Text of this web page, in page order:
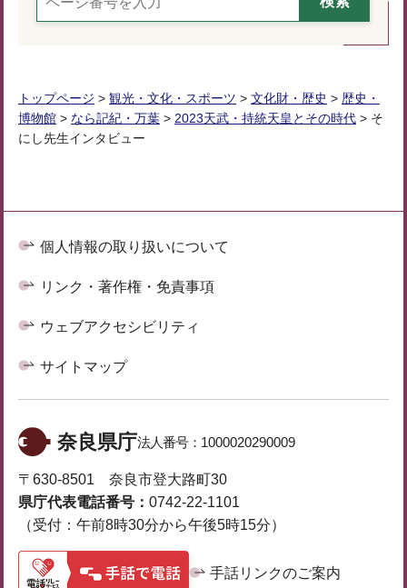
トップページ > 観光・文化・スポーツ > 文化財・歴史 > 歴史・
博物館 > なら記紀・万葉 > 2023天武・持統天皇とその時代 > そ
にし先生インタビュー
個人情報の取り扱いについて
リンク・著作権・免責事項
ウェブアクセシビリティ
サイトマップ
奈良県庁法人番号： 1000020290009
〒630-8501 奈良市登大路町30
県庁代表電話番号： 0742-22-1101
（受付：午前8時30分から午後5時15分）
手話リンクのご案内